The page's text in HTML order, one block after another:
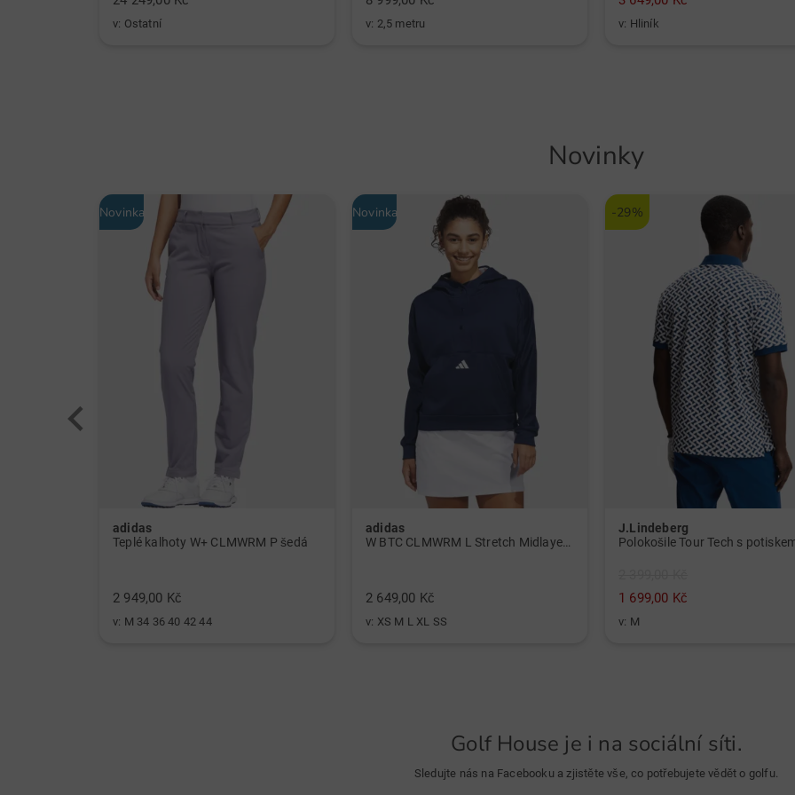
v: Ostatní v: 2,5 metru v: Hliník
Novinky
Novinka
adidas
Teplé kalhoty W+ CLMWRM P šedá
2 949,00 Kč
v: M 34 36 40 42 44
Novinka
adidas
2 649,00 Kč
v: XS M L XL SS
-29%
J.Lindeberg
1 699,00 Kč
v: M
Golf House je i na sociální síti.
Sledujte nás na Facebooku a zjistěte vše, co potřebujete vědět o golfu.